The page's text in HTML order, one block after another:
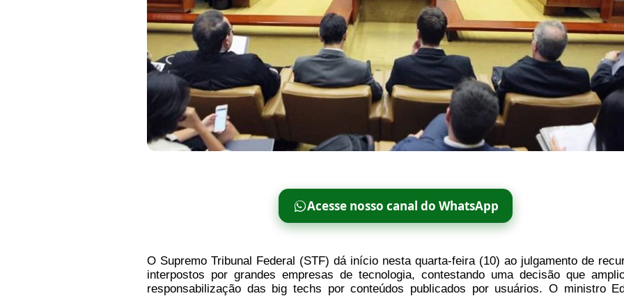
Acesse nosso canal do WhatsApp
O Supremo Tribunal Federal (STF) dá início nesta quarta-feira (10) ao julgamento de
interpostos por grandes empresas de tecnologia, contestando uma decisão que
responsabilização das big techs por conteúdos publicados por usuários. O ministro